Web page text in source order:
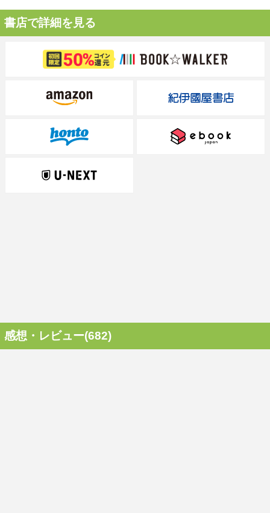
書店で詳細を見る
感想・レビュー(682)